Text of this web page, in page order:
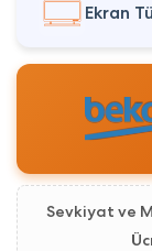
Ekran
Sevkiyat ve